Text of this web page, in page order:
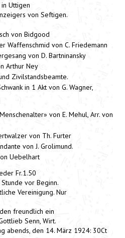
Uttigen
von Seftigen.
von Bidgood
Waffenschmid von C. Friedemann
von D. Bartninansky
Arthur Ney
Zivilstandsbeamte.
in 1 Akt von G. Wagner,
von E. Mehul, Arr. von
von Th. Furter
von J. Grolimund.
Uebelhart
Fr.1.50
vor Beginn.
Vereinigung. Nur
freundlich ein
Senn, Wirt.
abends, den 14. März 1924: 30Ct